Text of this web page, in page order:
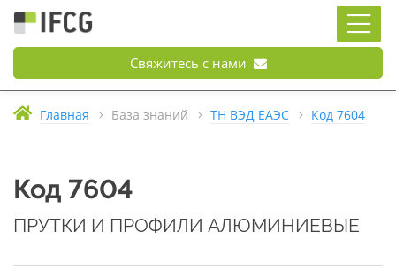
Свяжитесь с нами
Главная База знаний ТН ВЭД ЕАЭС Код 7604
Код 7604
ПРУТКИ И ПРОФИЛИ АЛЮМИНИЕВЫЕ